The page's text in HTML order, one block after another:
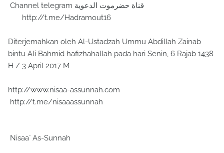
Channel telegram قناة حضرموت الدعوية
http://t.me/Hadramout16
Diterjemahkan oleh Al-Ustadzah Ummu Abdillah Zainab
bintu Ali Bahmid hafizhahallah pada hari Senin, 6 Rajab 1438
H / 3 April 2017 M
http://www.nisaa-assunnah.com
http://t.me/nisaaassunnah
Nisaa` As-Sunnah